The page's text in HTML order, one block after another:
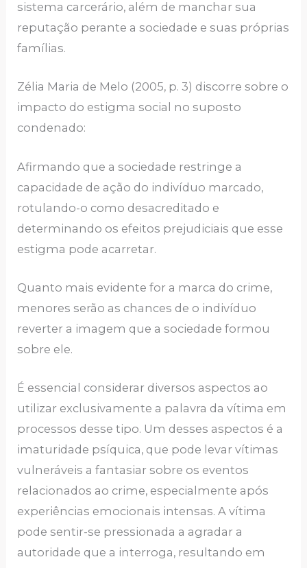
sistema carcerário, além de manchar sua
reputação perante a sociedade e suas próprias
famílias.
Zélia Maria de Melo (2005, p. 3) discorre sobre o
impacto do estigma social no suposto
condenado:
Afirmando que a sociedade restringe a
capacidade de ação do indivíduo marcado,
rotulando-o como desacreditado e
determinando os efeitos prejudiciais que esse
estigma pode acarretar.
Quanto mais evidente for a marca do crime,
menores serão as chances de o indivíduo
reverter a imagem que a sociedade formou
sobre ele.
É essencial considerar diversos aspectos ao
utilizar exclusivamente a palavra da vítima em
processos desse tipo. Um desses aspectos é a
imaturidade psíquica, que pode levar vítimas
vulneráveis a fantasiar sobre os eventos
relacionados ao crime, especialmente após
experiências emocionais intensas. A vítima
pode sentir-se pressionada a agradar a
autoridade que a interroga, resultando em